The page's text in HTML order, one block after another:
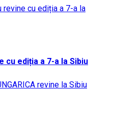
cu ediția a 7-a la Sibiu